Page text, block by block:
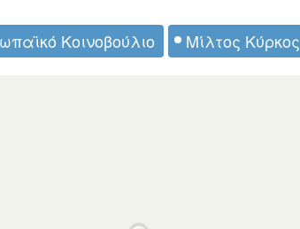
Κοινοβούλιο Μίλτος Κύρκος